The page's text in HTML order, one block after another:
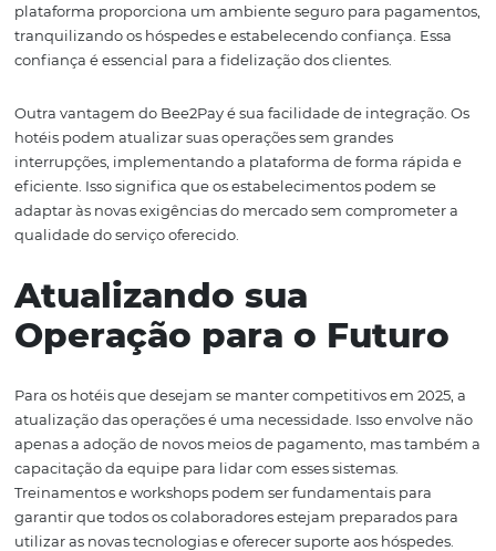
diferentes métodos de pagamento ou até mesmo
que permitam pagamentos automáticos durante a
atender às expectativas dos clientes em 2025.
Como o Bee2Pay
Ajudar?
OBee2Pay se destaca como uma solução abrangente
atender às novas demandas do mercado de
uma plataforma que integra uma variedade de meios
PIX e QR Code, o Bee2Pay permite que os hotéis
experiência de pagamento moderna e conveniente
hóspedes.
Além de aceitar múltiplos métodos de pagamento, o